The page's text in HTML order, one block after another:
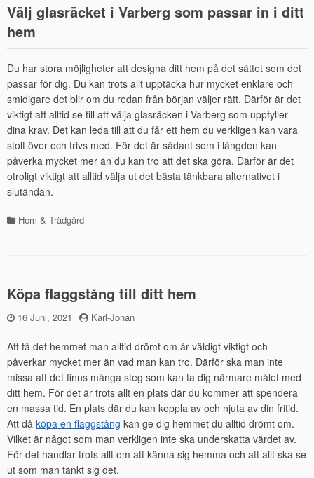
Välj glasräcket i Varberg som passar in i ditt
hem
Du har stora möjligheter att designa ditt hem på det sättet som det
passar för dig. Du kan trots allt upptäcka hur mycket enklare och
smidigare det blir om du redan från början väljer rätt. Därför är det
viktigt att alltid se till att välja glasräcken i Varberg som uppfyller
dina krav. Det kan leda till att du får ett hem du verkligen kan vara
stolt över och trivs med. För det är sådant som i längden kan
påverka mycket mer än du kan tro att det ska göra. Därför är det
otroligt viktigt att alltid välja ut det bästa tänkbara alternativet i
slutändan.
Kategorier
Hem & Trädgård
Köpa flaggstång till ditt hem
Publicerad
16 Juni, 2021 by
Karl-Johan
Att få det hemmet man alltid drömt om är väldigt viktigt och
påverkar mycket mer än vad man kan tro. Därför ska man inte
missa att det finns många steg som kan ta dig närmare målet med
ditt hem. För det är trots allt en plats där du kommer att spendera
en massa tid. En plats där du kan koppla av och njuta av din fritid.
Att då köpa en flaggstång kan ge dig hemmet du alltid drömt om.
Vilket är något som man verkligen inte ska underskatta värdet av.
För det handlar trots allt om att känna sig hemma och att allt ska se
ut som man tänkt sig det.